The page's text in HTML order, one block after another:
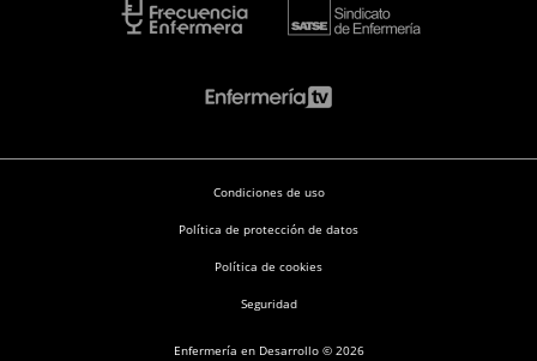
Enfermería en Desarrollo © 2026
Condiciones de uso
Política de protección de datos
Política de cookies
Seguridad